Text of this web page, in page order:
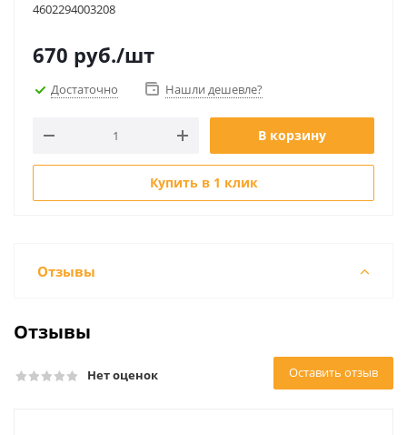
4602294003208
670 руб./шт
Достаточно Нашли дешевле?
В корзину
Купить в 1 клик
Отзывы
Отзывы
Нет оценок Оставить отзыв